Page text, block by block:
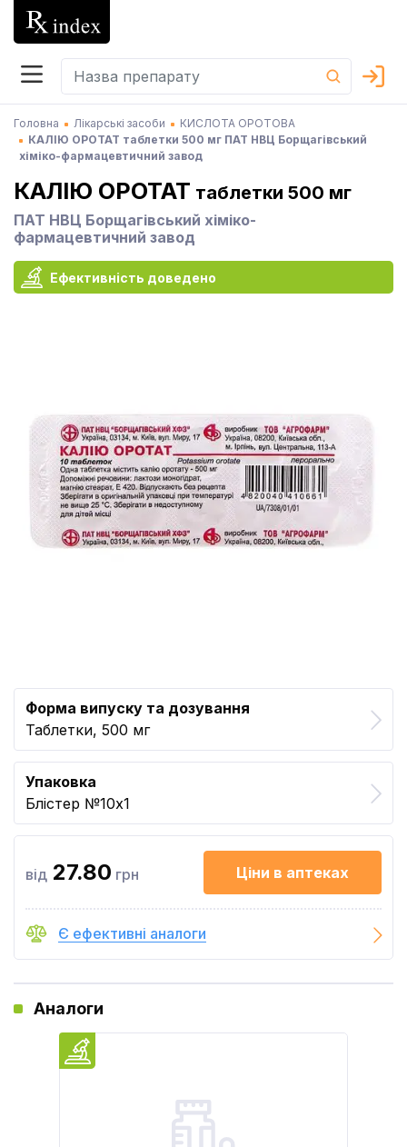
Головна Лікарські засоби
КИСЛОТА ОРОТОВА
КАЛІЮ ОРОТАТ таблетки 500 мг ПАТ НВЦ Борщагівський
хіміко-фармацевтичний завод
КАЛІЮ ОРОТАТ таблетки 500 мг
ПАТ НВЦ Борщагівський хіміко-
фармацевтичний завод
Ефективність доведено
Форма випуску та дозування
Таблетки, 500 мг
Упаковка
Блістер №10x1
від 27.80 грн Ціни в аптеках
Є ефективні аналоги
Аналоги